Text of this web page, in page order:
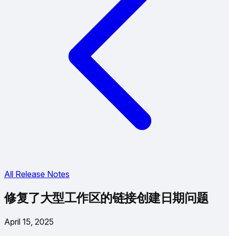
All Release Notes
修复了大型工作区的链接创建日期问题
April 15, 2025